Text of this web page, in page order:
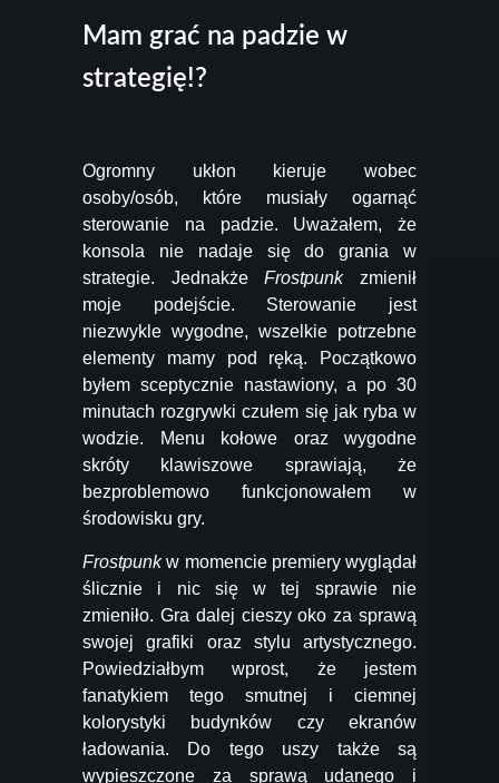
Mam grać na padzie w
strategię!?
Ogromny ukłon kieruje wobec
osoby/osób, które musiały ogarnąć
sterowanie na padzie. Uważałem, że
konsola nie nadaje się do grania w
strategie. JednakżeFrostpunkzmienił
moje podejście. Sterowanie jest
niezwykle wygodne, wszelkie potrzebne
elementy mamy pod ręką. Początkowo
byłem sceptycznie nastawiony, a po 30
minutach rozgrywki czułem się jak ryba w
wodzie. Menu kołowe oraz wygodne
skróty klawiszowe sprawiają, że
bezproblemowo funkcjonowałem w
środowisku gry.
Frostpunkw momencie premiery wyglądał
ślicznie i nic się w tej sprawie nie
zmieniło. Gra dalej cieszy oko za sprawą
swojej grafiki oraz stylu artystycznego.
Powiedziałbym wprost, że jestem
fanatykiem tego smutnej i ciemnej
kolorystyki budynków czy ekranów
ładowania. Do tego uszy także są
wypieszczone za sprawą udanego i